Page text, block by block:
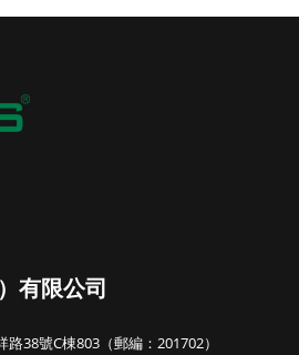
有限公司
38號C棟803（郵編：201702）